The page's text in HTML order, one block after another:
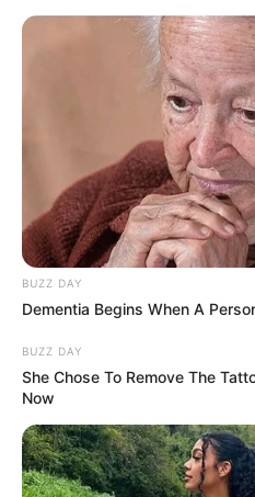
(foto:
3. Ruang kantor Shopee
membuat ruangan tampak
meningkatkan kolaborasi
juga membuat kaca lebar
mudah untuk masuk
BUZZ DAY
Dementia Begins When A
BUZZ DAY
She Chose To Remove The
Now